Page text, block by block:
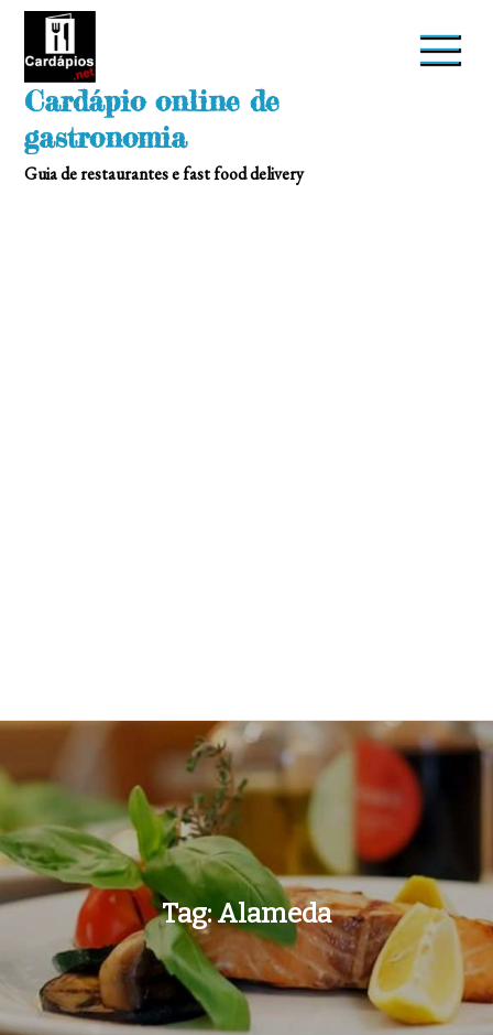
Skip
Cardápio online de
gastronomia
Guia de restaurantes e fast food delivery
Tag:Alameda